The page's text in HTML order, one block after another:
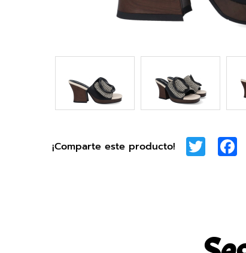
¡Comparte este producto! Twitter